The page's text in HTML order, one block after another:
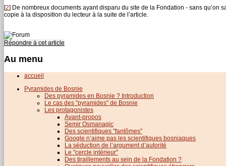
[2] De nombreux documents ayant disparu du site de la Fondation - sans qu’on
copie à la disposition du lecteur à la suite de l’article.
Répondre à cet article
Au menu
accueil
Pyramides de Bosnie
Des pyramides en Bosnie ? Introduction
Le cas des "pyramides" de Bosnie
Les protagonistes
Avant-propos
Semir Osmanagic
Des scientifiques "fantômes"
Google n’aime pas les scientifiques bosniaques
La séduction de l’argument d’autorité
Le "cercle intérieur"
Des tiraillements au sein de la Fondation ?